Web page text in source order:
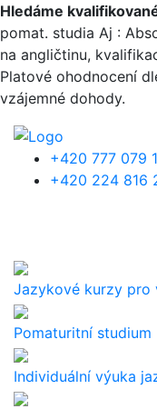
Přejít k hlavnímu
Hledáme
pomat. studia Aj :
na angličtinu,
Platové ohodnocení
vzájemné dohody.
+420 777 079
+420 224 816
Jazykové kurzy pro
Pomaturitní studium
Individuální výuka